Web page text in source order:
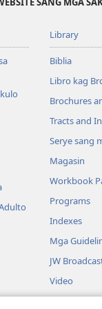
Library
Biblia
Libro kag
Brochures
Tracts and
Serye sang
Magasin
Workbook
Programs
Indexes
Mga
JW
Video
Musika